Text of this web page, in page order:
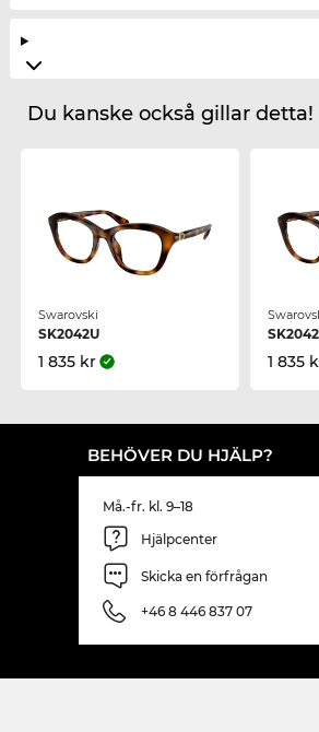
Du kanske också gillar detta!
Swarovski
SK2042U
1 835 kr 1 835
BEHÖVER DU HJÄLP?
Må.-fr. kl. 9–18
Hjälpcenter
Skicka en förfrågan
+46 8 446 837 07